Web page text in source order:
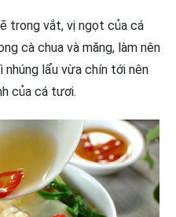
trong vắt, vị ngọt của cá
cà chua và măng, làm nên
lẩu vừa chín tới nên
của cá tươi.